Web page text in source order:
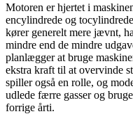
Motoren er hjertet i
encylindrede og
kører generelt mere jævnt,
mindre end de mindre
planlægger at bruge
ekstra kraft til at overvinde
spiller også en rolle, og
udlede færre gasser og
forrige årti.